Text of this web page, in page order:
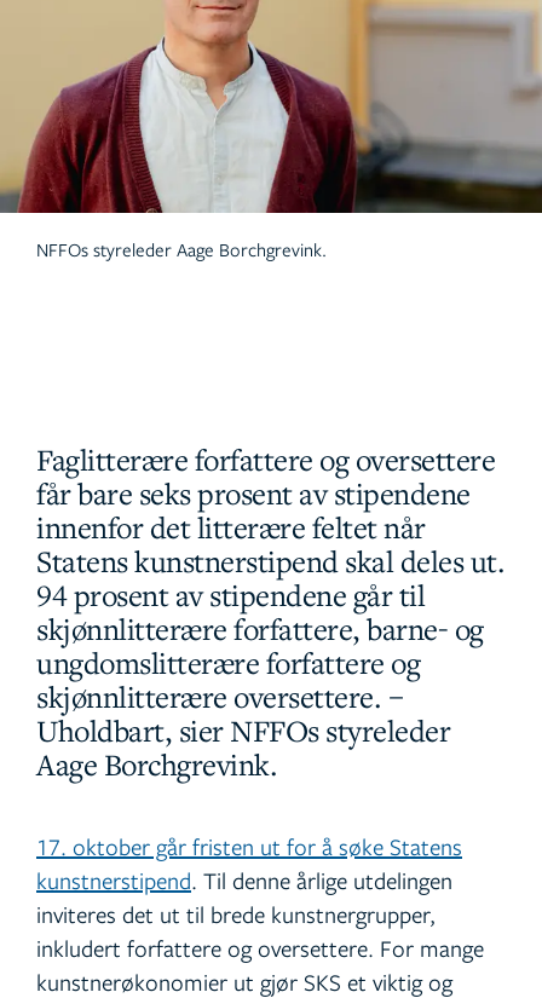
NFFOs styreleder Aage Borchgrevink.
Faglitterære forfattere og oversettere
får bare seks prosent av stipendene
innenfor det litterære feltet når
Statens kunstnerstipend skal deles ut.
94 prosent av stipendene går til
skjønnlitterære forfattere, barne- og
ungdomslitterære forfattere og
skjønnlitterære oversettere. –
Uholdbart, sier NFFOs styreleder
Aage Borchgrevink.
17. oktober går fristen ut for å søke Statens
kunstnerstipend. Til denne årlige utdelingen
inviteres det ut til brede kunstnergrupper,
inkludert forfattere og oversettere. For mange
kunstnerøkonomier ut gjør SKS et viktig og